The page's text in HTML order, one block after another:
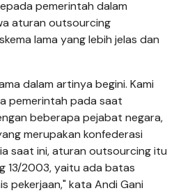
pemerintah dalam
aturan outsourcing
lama yang lebih jelas dan
dalam artinya begini. Kami
pemerintah pada saat
beberapa pejabat negara,
merupakan konfederasi
saat ini, aturan outsourcing itu
13/2003, yaitu ada batas
pekerjaan," kata Andi Gani